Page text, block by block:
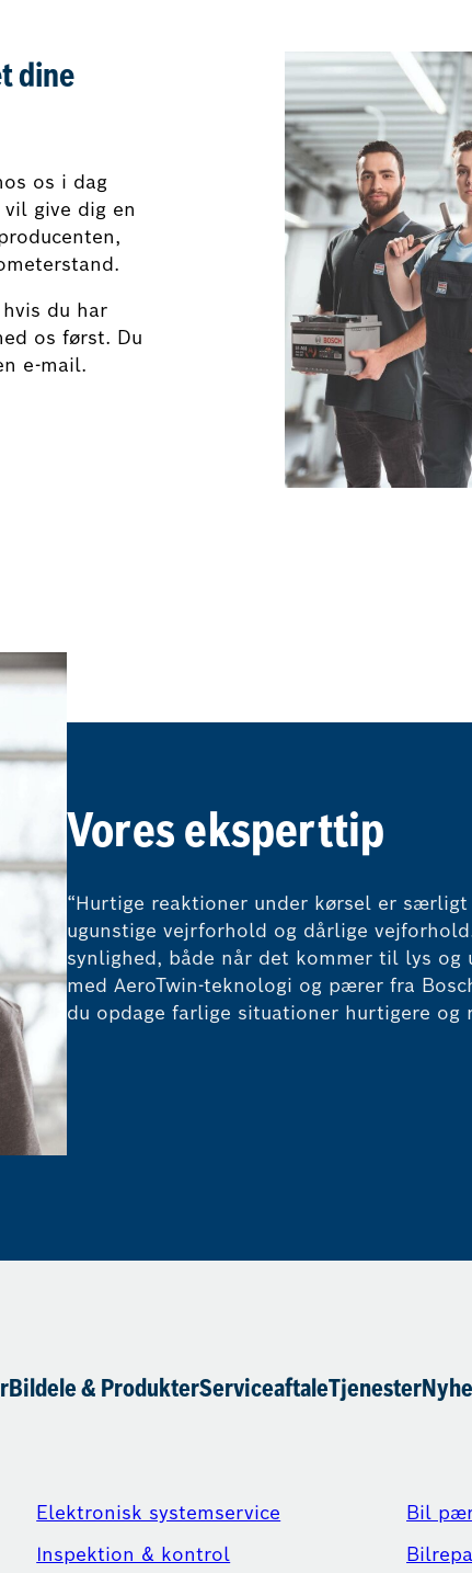
dine
os i dag
give dig en
du har
os først. Du
e-mail.
Vores eksperttip
“Hurtige reaktioner under kørsel er
ugunstige vejrforhold og dårlige
synlighed, både når det kommer til lys og
med AeroTwin-teknologi og pærer fra
du opdage farlige situationer hurtigere og
Bildele & ProdukterServiceaftaleTjenester
Elektronisk systemservice
Inspektion & kontrol
Bil